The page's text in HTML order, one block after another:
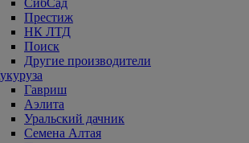
СибСад
Престиж
НК ЛТД
Поиск
Другие производители
Гавриш
Аэлита
Уральский дачник
Семена Алтая